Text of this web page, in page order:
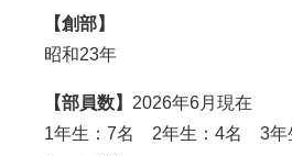
【創部】
昭和23年
【部員数】 2026年6月現在
1年生：7名 2年生：4名 3年